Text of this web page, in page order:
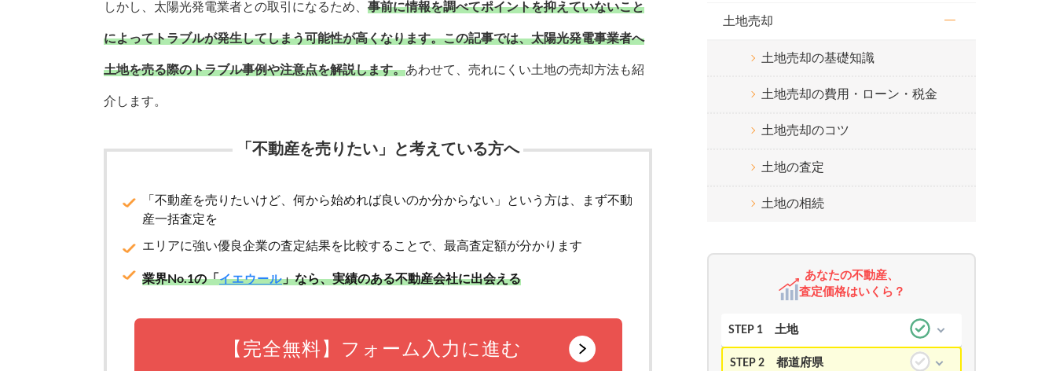
しかし、太陽光発電業者との取引になるため、 事前に情報を調べてポイントを抑えていないこと
によってトラブルが発生してしまう可能性が高くなります。この記事では、太陽光発電事業者へ
土地を売る際のトラブル事例や注意点を解説します。あわせて、売れにくい土地の売却方法も紹
介します。
「不動産を売りたい」と考えている方へ
「不動産を売りたいけど、何から始めれば良いのか分からない」という方は、まず不動
産一括査定を
エリアに強い優良企業の査定結果を比較することで、最高査定額が分かります
業界No.1の「イエウール」なら、実績のある不動産会社に出会える
【完全無料】フォーム入力に進む
土地売却
土地売却の基礎知識
土地売却の費用・ローン・税金
土地売却のコツ
土地の査定
土地の相続
あなたの不動産、
査定価格はいくら？
STEP 1 土地
STEP 2 都道府県